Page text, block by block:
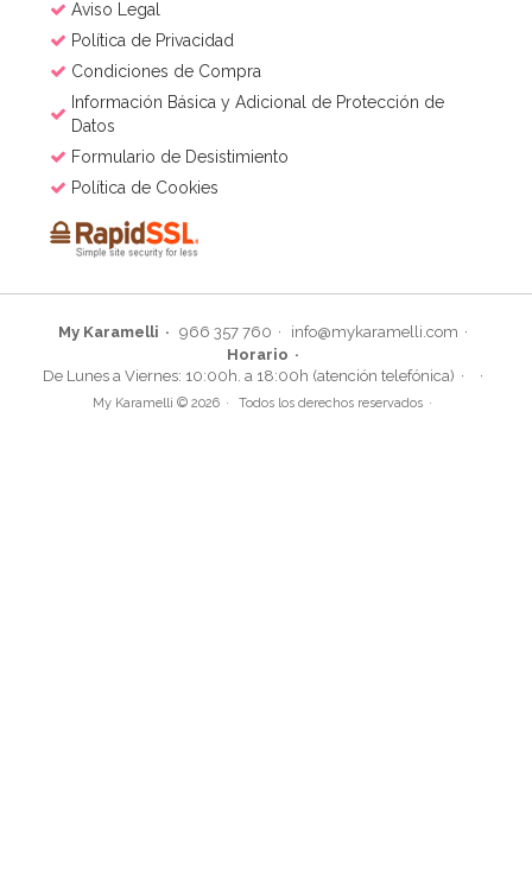
Aviso Legal
Política de Privacidad
Condiciones de Compra
Información Básica y Adicional de Protección de
Datos
Formulario de Desistimiento
Política de Cookies
My Karamelli 966 357 760
info@mykaramelli.com
Horario
De Lunes a Viernes: 10:00h. a 18:00h (atención telefónica)
My Karamelli © 2026 Todos los derechos reservados